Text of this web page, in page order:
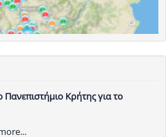
Κρήτης για το